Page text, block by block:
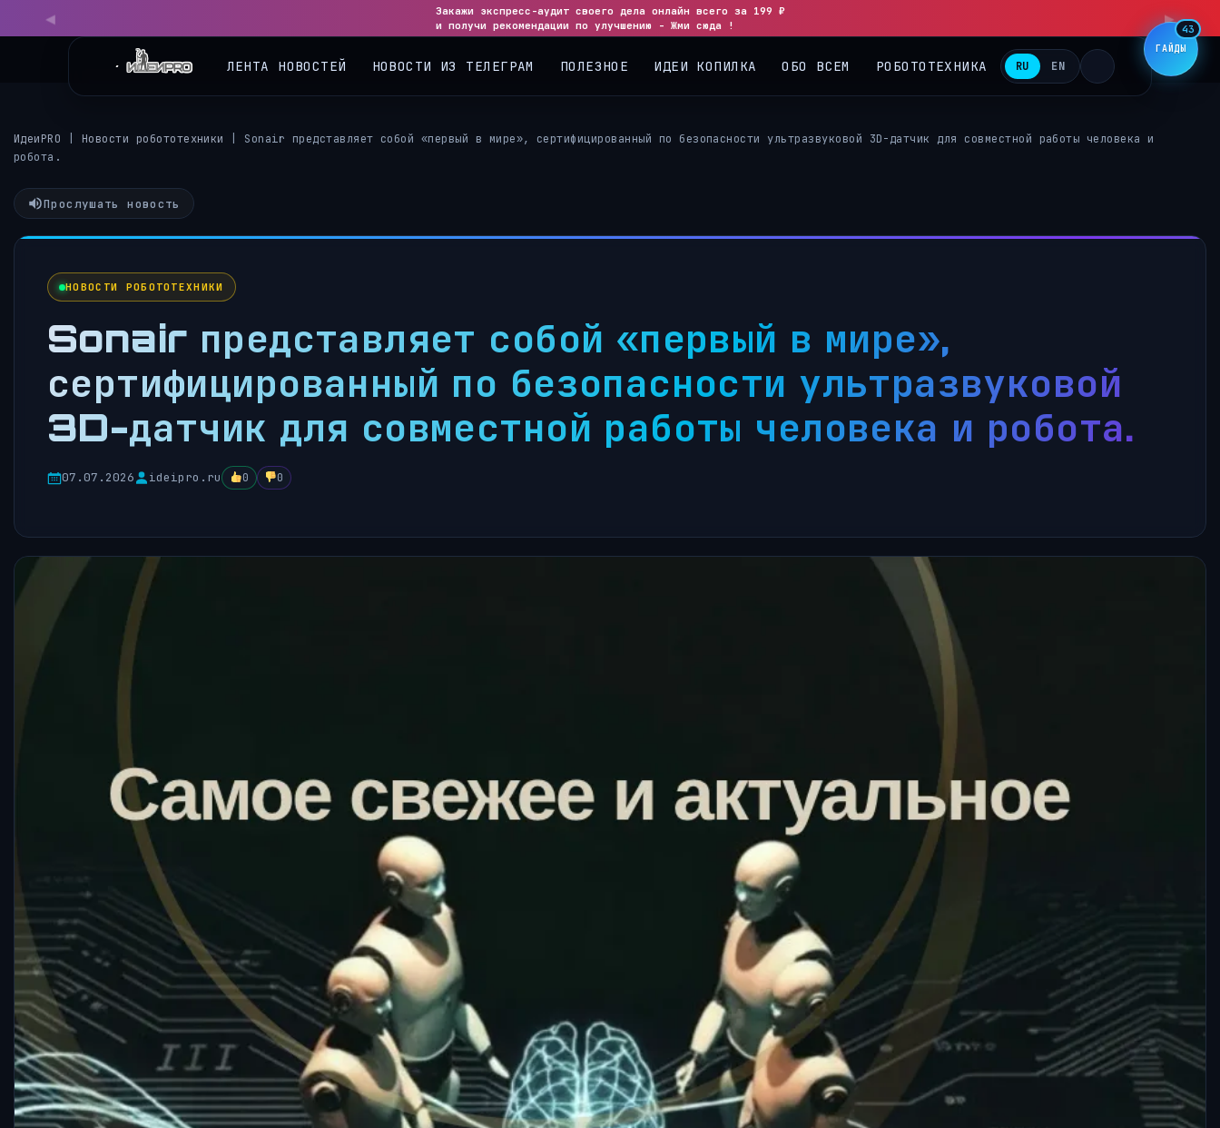
Закажи экспресс-аудит своего дела онлайн всего за 199 ₽
и получи рекомендации по улучшению - Жми сюда !
RU EN
ИдеиPRO Новости робототехники
Sonair представляет собой «первый в мире», сертифицированный по безопасности ультразвуковой 3D-датчик для совместной работы человека и
робота.
Прослушать новость
НОВОСТИ РОБОТОТЕХНИКИ
Sonair представляет собой «первый в мире»,
сертифицированный по безопасности ультразвуковой
3D-датчик для совместной работы человека и робота.
07.07.2026 ideipro.ru 0 0
ГАЙДЫ
43